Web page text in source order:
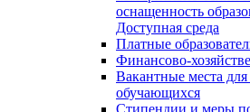
оснащенность
Доступная среда
Платные
Финансово-
Вакантные места
обучающихся
Стипендии и меры